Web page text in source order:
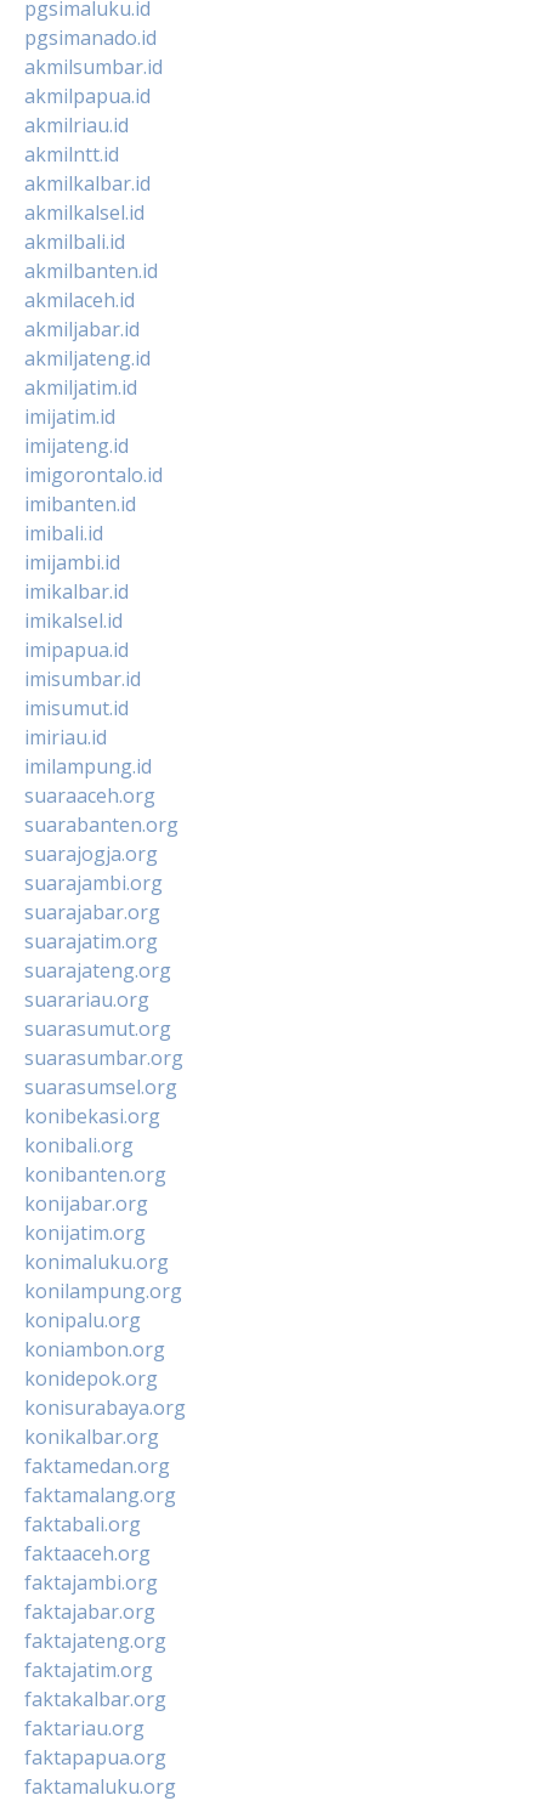
pgsimaluku.id
pgsimanado.id
akmilsumbar.id
akmilpapua.id
akmilriau.id
akmilntt.id
akmilkalbar.id
akmilkalsel.id
akmilbali.id
akmilbanten.id
akmilaceh.id
akmiljabar.id
akmiljateng.id
akmiljatim.id
imijatim.id
imijateng.id
imigorontalo.id
imibanten.id
imibali.id
imijambi.id
imikalbar.id
imikalsel.id
imipapua.id
imisumbar.id
imisumut.id
imiriau.id
imilampung.id
suaraaceh.org
suarabanten.org
suarajogja.org
suarajambi.org
suarajabar.org
suarajatim.org
suarajateng.org
suarariau.org
suarasumut.org
suarasumbar.org
suarasumsel.org
konibekasi.org
konibali.org
konibanten.org
konijabar.org
konijatim.org
konimaluku.org
konilampung.org
konipalu.org
koniambon.org
konidepok.org
konisurabaya.org
konikalbar.org
faktamedan.org
faktamalang.org
faktabali.org
faktaaceh.org
faktajambi.org
faktajabar.org
faktajateng.org
faktajatim.org
faktakalbar.org
faktariau.org
faktapapua.org
faktamaluku.org